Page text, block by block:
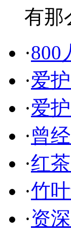
有
·800
·爱
·爱
·曾
·红
·竹
·资